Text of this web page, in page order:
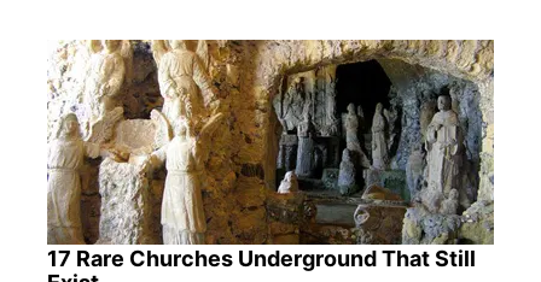
17 Rare Churches Underground That Still